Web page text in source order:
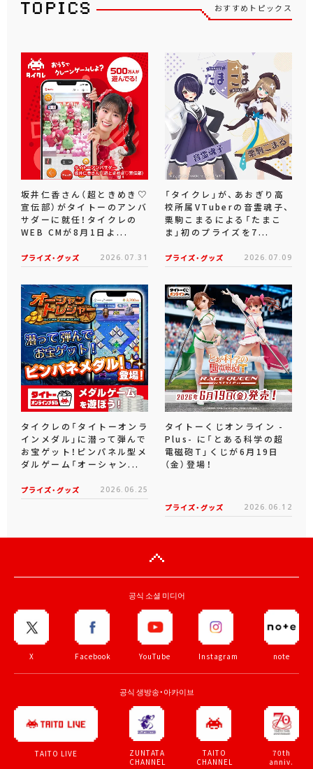
おすすめトピックス
坂井仁香さん（超ときめき♡
宣伝部）がタイトーのアンバ
サダーに就任！タイクレの
WEB CMが8月1日よ...
プライズ・グッズ 2026.07.31
「タイクレ」が、あおぎり高
校所属VTuberの音霊魂子、
栗駒こまるによる「たまこ
ま」初のプライズを7...
プライズ・グッズ 2026.07.09
タイクレの「タイトーオンラ
インメダル」に潜って弾んで
お宝ゲット！ピンパネル型メ
ダルゲーム「オーシャン...
プライズ・グッズ 2026.06.25
タイトーくじオンライン -
Plus- に「とある科学の超
電磁砲T」くじが6月19日
（金）登場！
プライズ・グッズ 2026.06.12
공식 소셜 미디어
X Facebook YouTube Instagram note
공식 생방송・아카이브
TAITO LIVE
ZUNTATA
CHANNEL
TAITO
CHANNEL
70th
anniv.